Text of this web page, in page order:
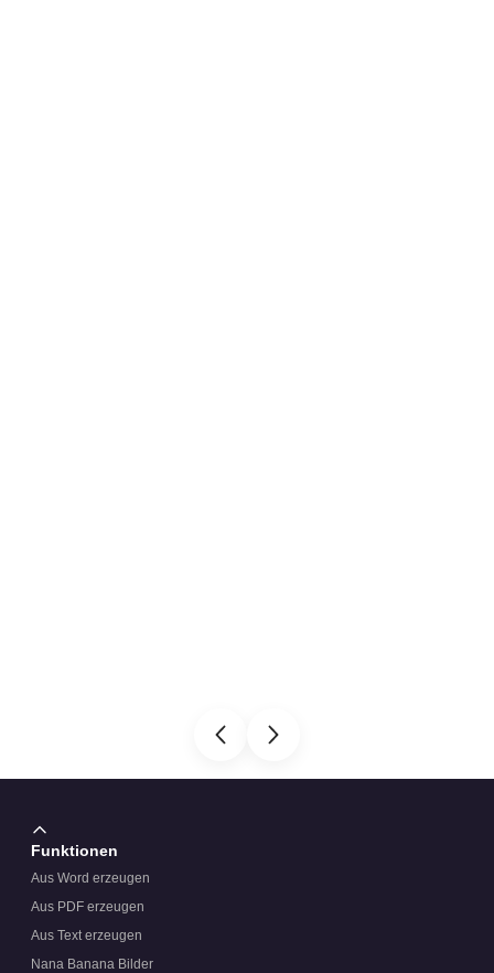
Funktionen
Aus Word erzeugen
Aus PDF erzeugen
Aus Text erzeugen
Nana Banana Bilder